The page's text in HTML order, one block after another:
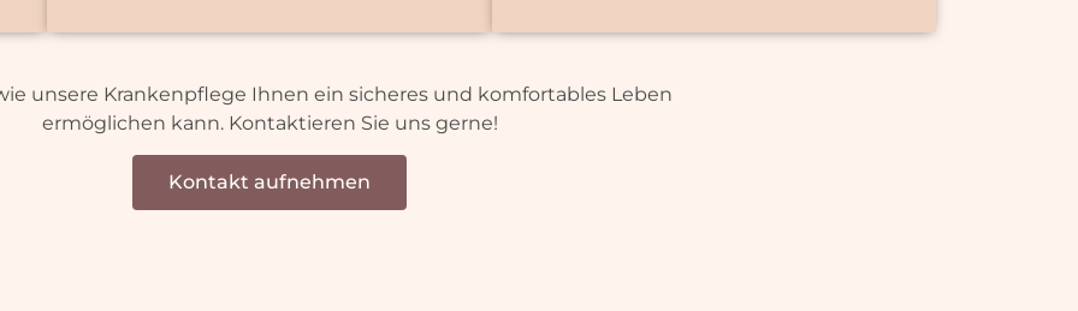
unsere Krankenpflege Ihnen ein sicheres und komfortables Leben
ermöglichen kann. Kontaktieren Sie uns gerne!
Kontakt aufnehmen